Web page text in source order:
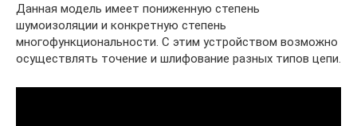
Данная модель имеет пониженную степень
шумоизоляции и конкретную степень
многофункциональности. С этим устройством возможно
осуществлять точение и шлифование разных типов цепи.